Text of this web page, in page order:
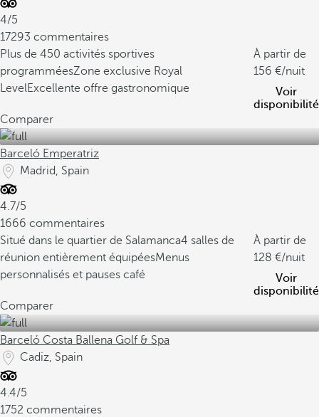
4/5
17293 commentaires
Plus de 450 activités sportives
programméesZone exclusive Royal
LevelExcellente offre gastronomique
À partir de
156
/nuit
Voir
disponibilité
Comparer
Barceló Emperatriz
Madrid, Spain
4.7/5
1666 commentaires
Situé dans le quartier de Salamanca4 salles de
réunion entièrement équipéesMenus
personnalisés et pauses café
À partir de
128
/nuit
Voir
disponibilité
Comparer
Barceló Costa Ballena Golf & Spa
Cadiz, Spain
4.4/5
1752 commentaires